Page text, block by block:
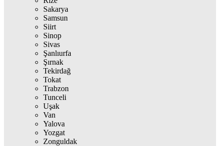
Sakarya
Samsun
Siirt
Sinop
Sivas
Şanlıurfa
Şırnak
Tekirdağ
Tokat
Trabzon
Tunceli
Uşak
Van
Yalova
Yozgat
Zonguldak